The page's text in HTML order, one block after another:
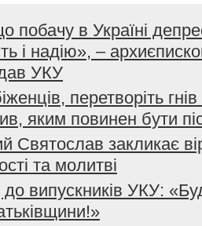
в Україні
і надію», –
УКУ
перетворіть
яким повинен бути
Святослав закликає
та молитві
випускників УКУ: